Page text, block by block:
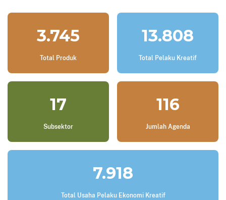
3.745
Total Produk
13.808
Total Pelaku Kreatif
17
Subsektor
116
Jumlah Agenda
7.918
Total Usaha Pelaku Ekonomi Kreatif